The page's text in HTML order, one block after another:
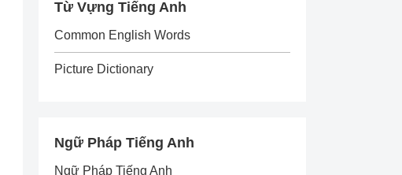
Từ Vựng Tiếng Anh
Common English Words
Picture Dictionary
Ngữ Pháp Tiếng Anh
Ngữ Pháp Tiếng Anh